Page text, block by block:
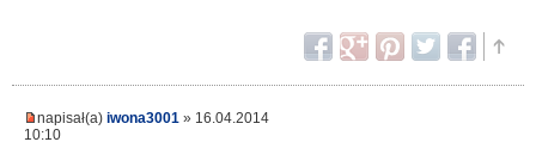
napisał(a) iwona3001 » 16.04.2014
10:10